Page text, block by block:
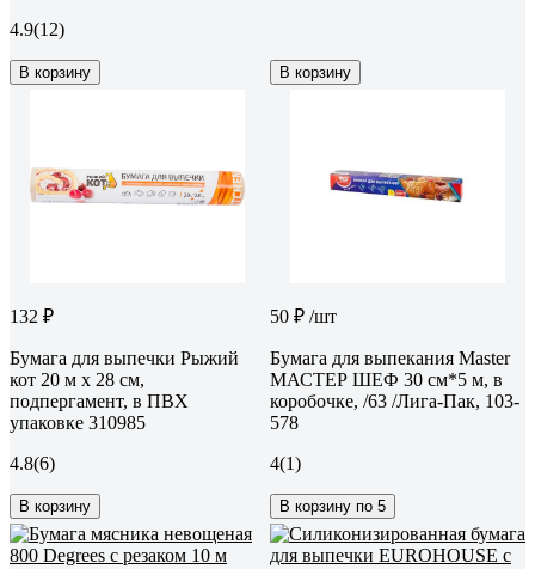
4.9(12)
В корзину В корзину
132 ₽
Бумага для выпечки Рыжий
кот 20 м x 28 см,
подпергамент, в ПВХ
упаковке 310985
4.8(6)
В корзину
50 ₽ /шт
Бумага для выпекания Master
МАСТЕР ШЕФ 30 см*5 м, в
коробочке, /63 /Лига-Пак, 103-
578
4(1)
В корзину по 5